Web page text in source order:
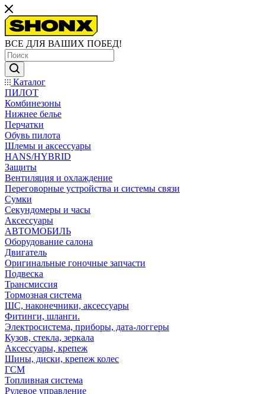
ВСЕ ДЛЯ ВАШИХ ПОБЕД!
Каталог
ПИЛОТ
Комбинезоны
Нижнее белье
Перчатки
Обувь пилота
Шлемы и аксессуары
HANS/HYBRID
Защиты
Вентиляция и охлаждение
Переговорные устройства и системы связи
Сумки
Секундомеры и часы
Аксессуары
АВТОМОБИЛЬ
Оборудование салона
Двигатель
Оригинальные гоночные запчасти
Подвеска
Трансмиссия
Тормозная система
ШС, наконечники, аксессуары
Фитинги, шланги.
Электросистема, приборы, дата-логгеры
Кузов, стекла, зеркала
Аксессуары, крепеж
Шины, диски, крепеж колес
ГСМ
Топливная система
Рулевое управление